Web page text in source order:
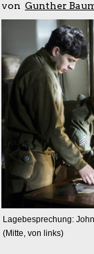
von Gunther
Lagebesprechung:
(Mitte, von links)